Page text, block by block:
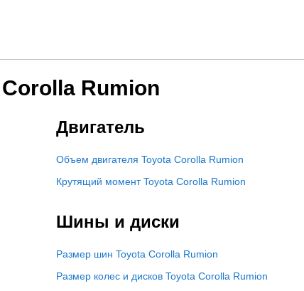
Rumion
Двигатель
Объем двигателя Toyota Corolla Rumion
Крутящий момент Toyota Corolla Rumion
Шины и диски
Размер шин Toyota Corolla Rumion
Размер колес и дисков Toyota Corolla Rumion